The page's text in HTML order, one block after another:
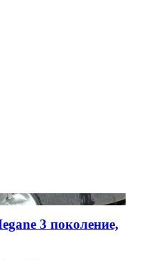
3 поколение,